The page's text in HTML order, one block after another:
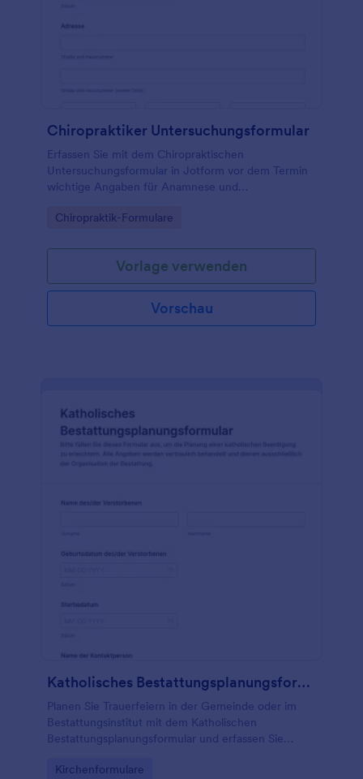
Chiropraktiker Untersuchungsformular
Erfassen Sie mit dem Chiropraktischen
Untersuchungsformular in Jotform vor dem Termin
wichtige Angaben für Anamnese und
Behandlungszentren.
Go to Category:
Chiropraktik-Formulare
Vorlage verwenden
Vorschau
Katholisches Bestattungsplanungsformular
Planen Sie Trauerfeiern in der Gemeinde oder im
Bestattungsinstitut mit dem Katholischen
Bestattungsplanungsformular und erfassen Sie
Schritten als digitale Formularantwort.
Go to Category:
Kirchenformulare